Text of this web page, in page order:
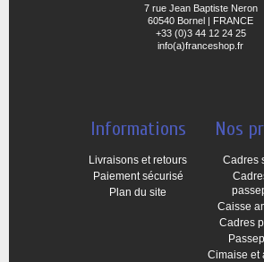
7 rue Jean Baptiste Neron
60540 Bornel | FRANCE
+33 (0)3 44 12 24 25
info(a)franceshop.fr
Informations
Livraisons et retours
Paiement sécurisé
Plan du site
Nos
Cadres
Caisse
Cadres
Cimaise et